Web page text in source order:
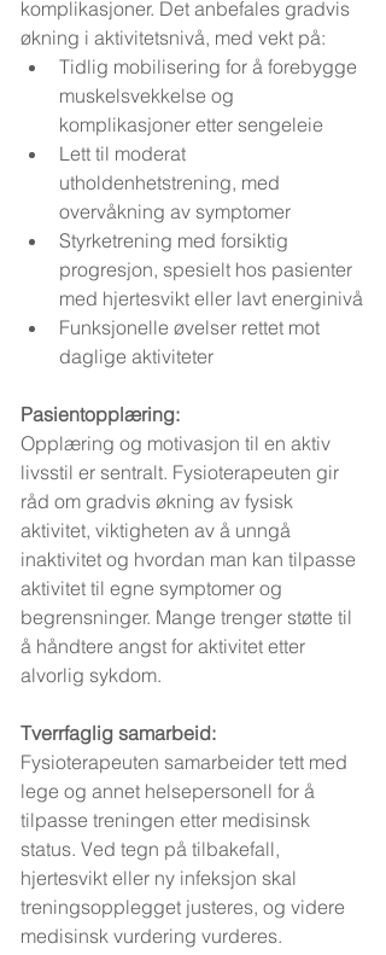
komplikasjoner. Det anbefales gradvis
økning i aktivitetsnivå, med vekt på:
Tidlig mobilisering for å forebygge
muskelsvekkelse og
komplikasjoner etter sengeleie
Lett til moderat
utholdenhetstrening, med
overvåkning av symptomer
Styrketrening med forsiktig
progresjon, spesielt hos pasienter
med hjertesvikt eller lavt energinivå
Funksjonelle øvelser rettet mot
daglige aktiviteter
Pasientopplæring:
Opplæring og motivasjon til en aktiv
livsstil er sentralt. Fysioterapeuten gir
råd om gradvis økning av fysisk
aktivitet, viktigheten av å unngå
inaktivitet og hvordan man kan tilpasse
aktivitet til egne symptomer og
begrensninger. Mange trenger støtte til
å håndtere angst for aktivitet etter
alvorlig sykdom.
Tverrfaglig samarbeid:
Fysioterapeuten samarbeider tett med
lege og annet helsepersonell for å
tilpasse treningen etter medisinsk
status. Ved tegn på tilbakefall,
hjertesvikt eller ny infeksjon skal
treningsopplegget justeres, og videre
medisinsk vurdering vurderes.